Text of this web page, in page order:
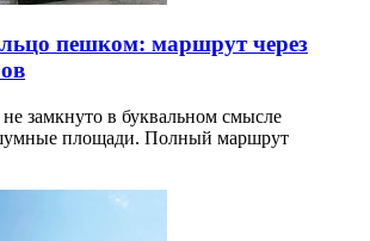
пешком: маршрут через
замкнуто в буквальном смысле
площади. Полный маршрут